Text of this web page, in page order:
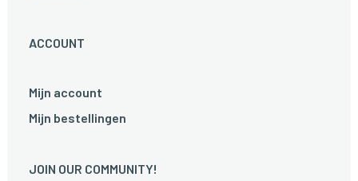
ACCOUNT
Mijn account
Mijn bestellingen
JOIN OUR COMMUNITY!